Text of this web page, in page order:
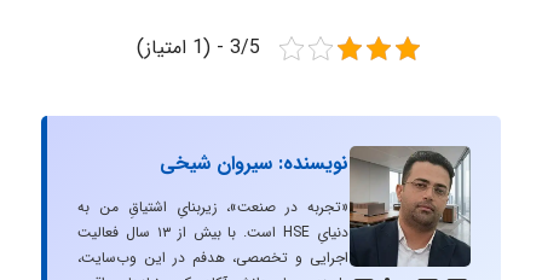
3/5 - (1 امتیاز)
نویسنده: سیروان شیخی
«تجربه در صنعت»، زیربنایِ اشتیاقِ من به
دنیایِ HSE است. با بیش از ۱۳ سال فعالیت
اجرایی و تخصصی، هدفم در این وب‌سایت،